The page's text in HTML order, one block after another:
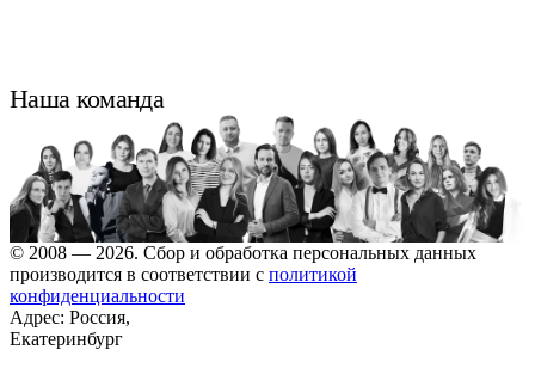
Наша команда
© 2008 — 2026. Сбор и обработка персональных данных
производится в соответствии с политикой
конфиденциальности
Адрес: Россия,
Екатеринбург